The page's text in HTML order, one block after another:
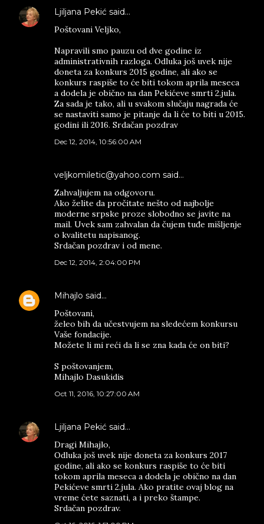
Ljiljana Pekić said…
Poštovani Veljko,
Napravili smo pauzu od dve godine iz
administrativnih razloga. Odluka još uvek nije
doneta za konkurs 2015 godine, ali ako se
konkurs raspiše to će biti tokom aprila meseca
a dodela je obično na dan Pekićeve smrti 2.jula.
Za sada je tako, ali u svakom slučaju nagrada će
se nastaviti samo je pitanje da li će to biti u 2015.
godini ili 2016. Srdačan pozdrav
Dec 12, 2014, 10:56:00 AM
veljkomiletic@yahoo.com said…
Zahvaljujem na odgovoru.
Ako želite da pročitate nešto od najbolje
moderne srpske proze slobodno se javite na
mail. Uvek sam zahvalan da čujem tuđe mišljenje
o kvalitetu napisanog.
Srdačan pozdrav i od mene.
Dec 12, 2014, 2:04:00 PM
Mihajlo said…
Poštovani,
želeo bih da učestvujem na sledećem konkursu
Vaše fondacije.
Možete li mi reći da li se zna kada će on biti?
S poštovanjem,
Mihajlo Dasukidis
Oct 11, 2016, 10:27:00 AM
Ljiljana Pekić said…
Dragi Mihajlo,
Odluka još uvek nije doneta za konkurs 2017
godine, ali ako se konkurs raspiše to će biti
tokom aprila meseca a dodela je obično na dan
Pekićeve smrti 2.jula. Ako pratite ovaj blog na
vreme ćete saznati, a i preko štampe.
Srdačan pozdrav.